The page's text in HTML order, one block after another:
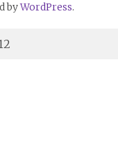
byWordPress.